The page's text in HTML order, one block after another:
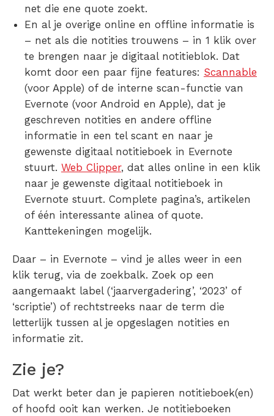
net die ene quote zoekt.
En al je overige online en offline informatie is
– net als die notities trouwens – in 1 klik over
te brengen naar je digitaal notitieblok. Dat
komt door een paar fijne features: Scannable
(voor Apple) of de interne scan-functie van
Evernote (voor Android en Apple), dat je
geschreven notities en andere offline
informatie in een tel scant en naar je
gewenste digitaal notitieboek in Evernote
stuurt. Web Clipper, dat alles online in een klik
naar je gewenste digitaal notitieboek in
Evernote stuurt. Complete pagina’s, artikelen
of één interessante alinea of quote.
Kanttekeningen mogelijk.
Daar – in Evernote – vind je alles weer in een
klik terug, via de zoekbalk. Zoek op een
aangemaakt label (‘jaarvergadering’, ‘2023’ of
‘scriptie’) of rechtstreeks naar de term die
letterlijk tussen al je opgeslagen notities en
informatie zit.
Zie je?
Dat werkt beter dan je papieren notitieboek(en)
of hoofd ooit kan werken. Je notitieboeken